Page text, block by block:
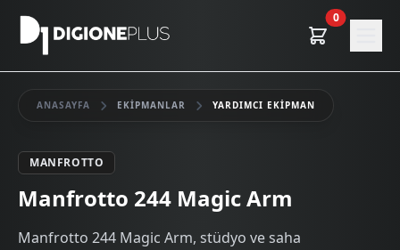
0
ANASAYFA EKIPMANLAR YARDIMCI EKIPMAN
MANFROTTO
Kiralık
Manfrotto 244 Magic Arm
Manfrotto 244 Magic Arm, stüdyo ve saha